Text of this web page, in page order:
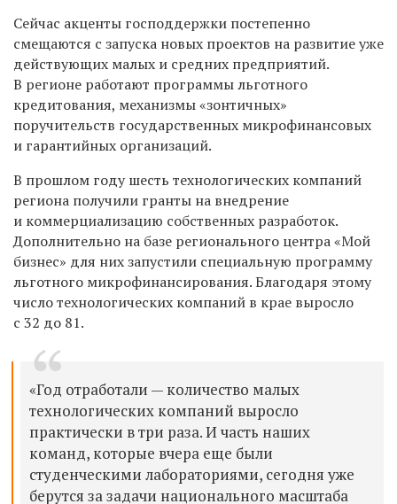
Сейчас акценты господдержки постепенно
смещаются с запуска новых проектов на развитие уже
действующих малых и средних предприятий.
В регионе работают программы льготного
кредитования, механизмы «зонтичных»
поручительств государственных микрофинансовых
и гарантийных организаций.
В прошлом году шесть технологических компаний
региона получили гранты на внедрение
и коммерциализацию собственных разработок.
Дополнительно на базе регионального центра «Мой
бизнес» для них запустили специальную программу
льготного микрофинансирования. Благодаря этому
число технологических компаний в крае выросло
с 32 до 81.
«Год отработали — количество малых
технологических компаний выросло
практически в три раза. И часть наших
команд, которые вчера еще были
студенческими лабораториями, сегодня уже
берутся за задачи национального масштаба